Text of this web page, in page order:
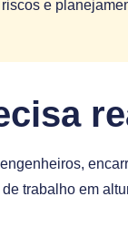
e
trabalho em